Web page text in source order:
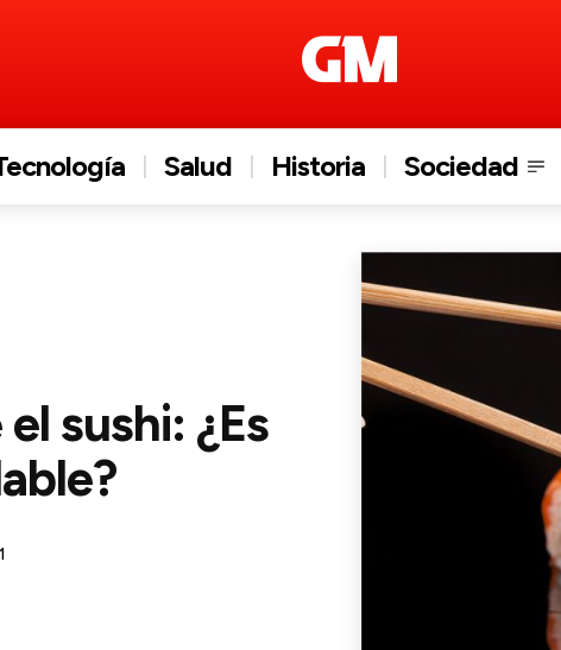
Salud Historia Sociedad
sushi: ¿Es